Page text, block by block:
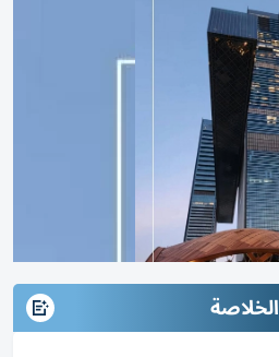
الخلاصة